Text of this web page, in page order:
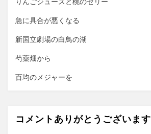
ン
急に具合が悪くなる
新国立劇場の白鳥の湖
芍薬畑から
百均のメジャーを
コメントありがとうございます